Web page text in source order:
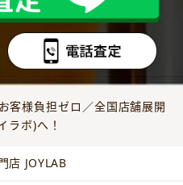
客様負担ゼロ／全国店舗展開
ラボ)へ！
店 JOYLAB